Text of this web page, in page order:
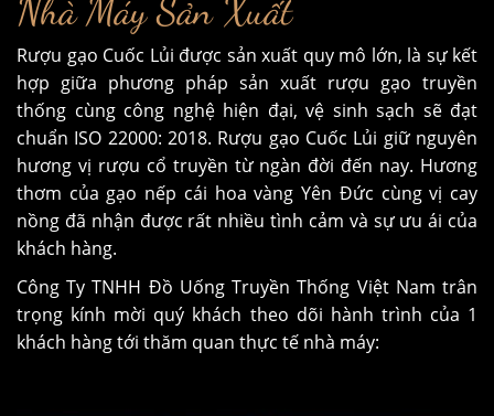
Nhà Máy Sản Xuất
Rượu gạo Cuốc Lủi được sản xuất quy mô lớn, là sự kết
hợp giữa phương pháp sản xuất rượu gạo truyền
thống cùng công nghệ hiện đại, vệ sinh sạch sẽ đạt
chuẩn ISO 22000: 2018. Rượu gạo Cuốc Lủi giữ nguyên
hương vị rượu cổ truyền từ ngàn đời đến nay. Hương
thơm của gạo nếp cái hoa vàng Yên Đức cùng vị cay
nồng đã nhận được rất nhiều tình cảm và sự ưu ái của
khách hàng.
Công Ty TNHH Đồ Uống Truyền Thống Việt Nam trân
trọng kính mời quý khách theo dõi hành trình của 1
khách hàng tới thăm quan thực tế nhà máy: